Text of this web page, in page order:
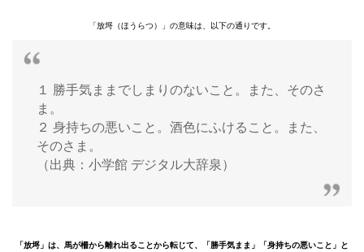
「放埒（ほうらつ）」の意味は、以下の通りです。
１ 勝手気ままでしまりのないこと。また、そのさ
ま。
２ 身持ちの悪いこと。酒色にふけること。また、
そのさま。
（出典：小学館 デジタル大辞泉）
「放埒」は、馬が柵から離れ出ることから転じて、「勝手気まま」「身持ちの悪いこと」と